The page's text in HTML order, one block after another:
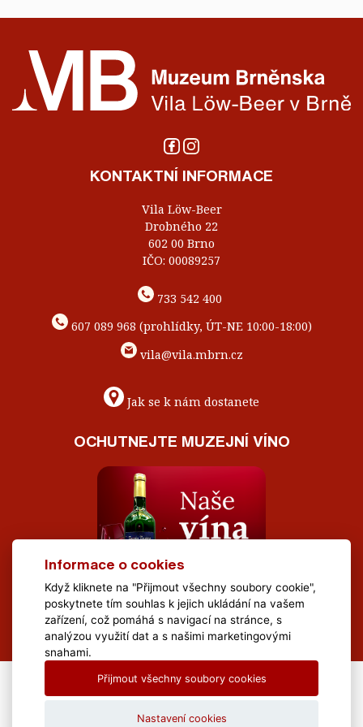
KONTAKTNÍ INFORMACE
Vila Löw-Beer
Drobného 22
602 00 Brno
IČO: 00089257
733 542 400
607 089 968 (prohlídky, ÚT-NE 10:00-18:00)
vila@vila.mbrn.cz
Jak se k nám dostanete
OCHUTNEJTE MUZEJNÍ VÍNO
All Rights Reserved Muzeum Brněnska © 2020, Webdesign by
Informace o cookies
Když kliknete na "Přijmout všechny soubory cookie",
poskytnete tím souhlas k jejich ukládání na vašem
zařízení, což pomáhá s navigací na stránce, s
analýzou využití dat a s našimi marketingovými
snahami.
Přijmout všechny soubory cookies
Nastavení cookies